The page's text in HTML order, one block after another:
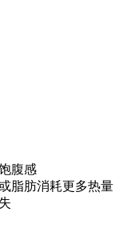
腹感
脂肪消耗更多热量